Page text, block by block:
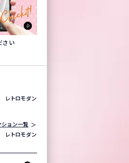
さい
レトロモダン
ション一覧
レトロモダン